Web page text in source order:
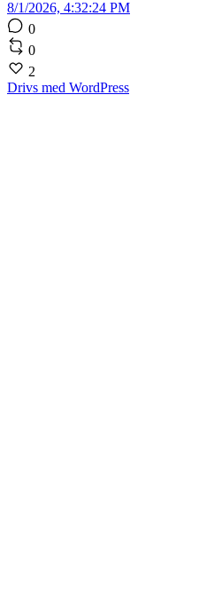
8/1/2026, 4:32:24 PM
0
0
2
Drivs med WordPress